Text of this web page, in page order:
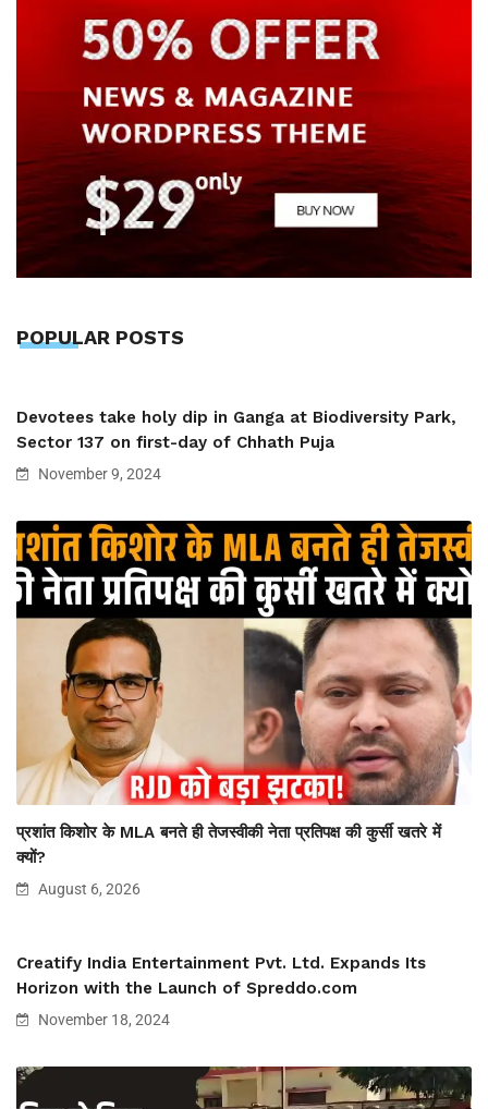
POPULAR POSTS
Devotees take holy dip in Ganga at Biodiversity Park,
Sector 137 on first-day of Chhath Puja
November 9, 2024
प्रशांत किशोर के MLA बनते ही तेजस्वीकी नेता प्रतिपक्ष की कुर्सी खतरे में
क्यों?
August 6, 2026
Creatify India Entertainment Pvt. Ltd. Expands Its
Horizon with the Launch of Spreddo.com
November 18, 2024